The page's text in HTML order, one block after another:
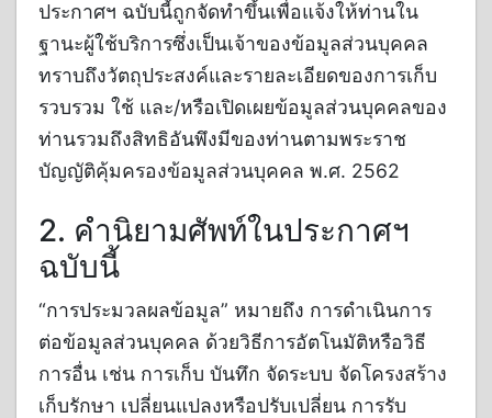
ประกาศฯ ฉบับนี้ถูกจัดทำขึ้นเพื่อแจ้งให้ท่านใน
ฐานะผู้ใช้บริการซึ่งเป็นเจ้าของข้อมูลส่วนบุคคล
ทราบถึงวัตถุประสงค์และรายละเอียดของการเก็บ
รวบรวม ใช้ และ/หรือเปิดเผยข้อมูลส่วนบุคคลของ
ท่านรวมถึงสิทธิอันพึงมีของท่านตามพระราช
บัญญัติคุ้มครองข้อมูลส่วนบุคคล พ.ศ. 2562
2. คำนิยามศัพท์ในประกาศฯ
ฉบับนี้
“การประมวลผลข้อมูล” หมายถึง การดำเนินการ
ต่อข้อมูลส่วนบุคคล ด้วยวิธีการอัตโนมัติหรือวิธี
การอื่น เช่น การเก็บ บันทึก จัดระบบ จัดโครงสร้าง
เก็บรักษา เปลี่ยนแปลงหรือปรับเปลี่ยน การรับ